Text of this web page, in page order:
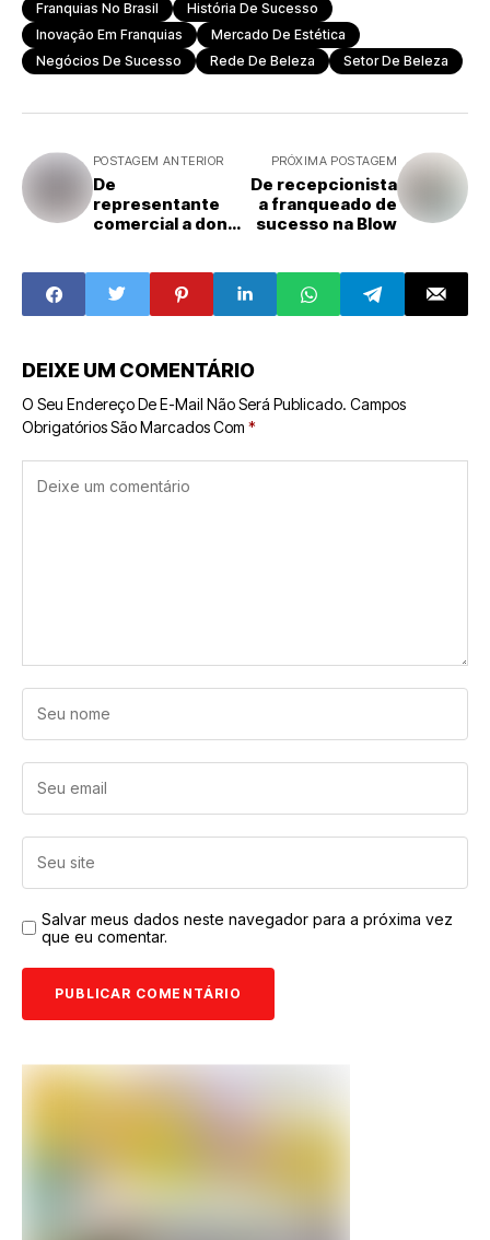
Franquias No Brasil
História De Sucesso
Inovação Em Franquias
Mercado De Estética
Negócios De Sucesso
Rede De Beleza Setor De Beleza
POSTAGEM ANTERIOR
De
representante
comercial a dono
história por trás
da All Pé
PRÓXIMA POSTAGEM
De recepcionista
a franqueado de
sucesso na Blow
DEIXE UM COMENTÁRIO
O Seu Endereço De E-Mail Não Será Publicado. Campos
Obrigatórios São Marcados Com *
Salvar meus dados neste navegador para a próxima vez
que eu comentar.